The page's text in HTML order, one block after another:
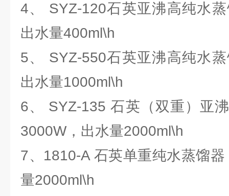
4、 SYZ-120石英亚沸高纯水
出水量400ml\h
5、 SYZ-550石英亚沸高纯水
出水量1000ml\h
6、 SYZ-135 石英（双重）亚
3000W，出水量2000ml\h
7、1810-A 石英单重纯水蒸馏
量2000ml\h